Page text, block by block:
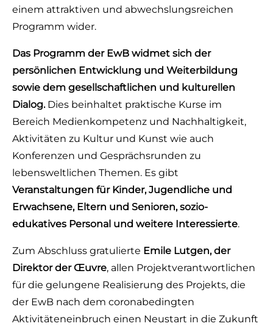
einem attraktiven und abwechslungsreichen
Programm wider.
Das Programm der EwB widmet sich der
persönlichen Entwicklung und Weiterbildung
sowie dem gesellschaftlichen und kulturellen
Dialog.Dies beinhaltet praktische Kurse im
Bereich Medienkompetenz und Nachhaltigkeit,
Aktivitäten zu Kultur und Kunst wie auch
Konferenzen und Gesprächsrunden zu
lebensweltlichen Themen. Es gibt
Veranstaltungen für Kinder, Jugendliche und
Erwachsene, Eltern und Senioren, sozio-
edukatives Personal und weitere Interessierte.
Zum Abschluss gratulierte Emile Lutgen, der
Direktor der Œuvre, allen Projektverantwortlichen
für die gelungene Realisierung des Projekts, die
der EwB nach dem coronabedingten
Aktivitäteneinbruch einen Neustart in die Zukunft